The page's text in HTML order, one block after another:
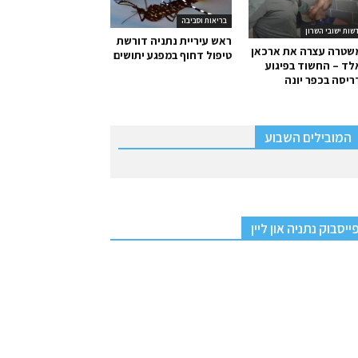
בריאות וסביבה
ראש עיריית נתניה דורשת
טיפול דחוף במפגע יתושים
ישובי השרון
עצרה את ארכאן
– החשוד בפיגוע
בכפר יונה
המובילים השבוע
פייסבוק נתניה און ליין